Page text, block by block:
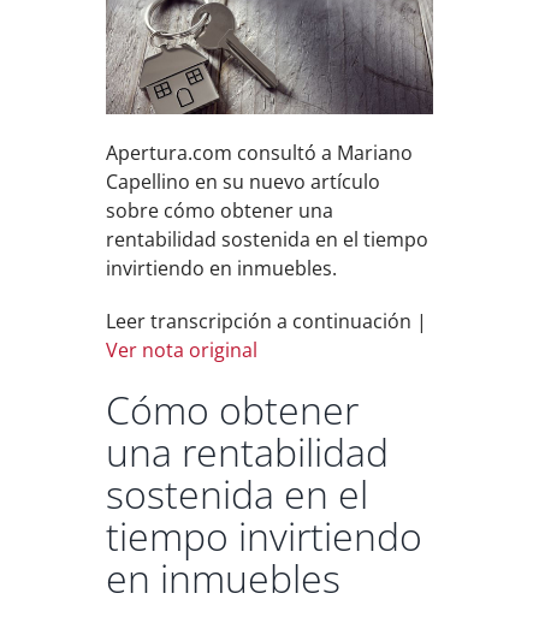
Apertura.com consultó a Mariano
Capellino en su nuevo artículo
sobre cómo obtener una
rentabilidad sostenida en el tiempo
invirtiendo en inmuebles.
Leer transcripción a continuación |
Ver nota original
Cómo obtener
una rentabilidad
sostenida en el
tiempo invirtiendo
en inmuebles